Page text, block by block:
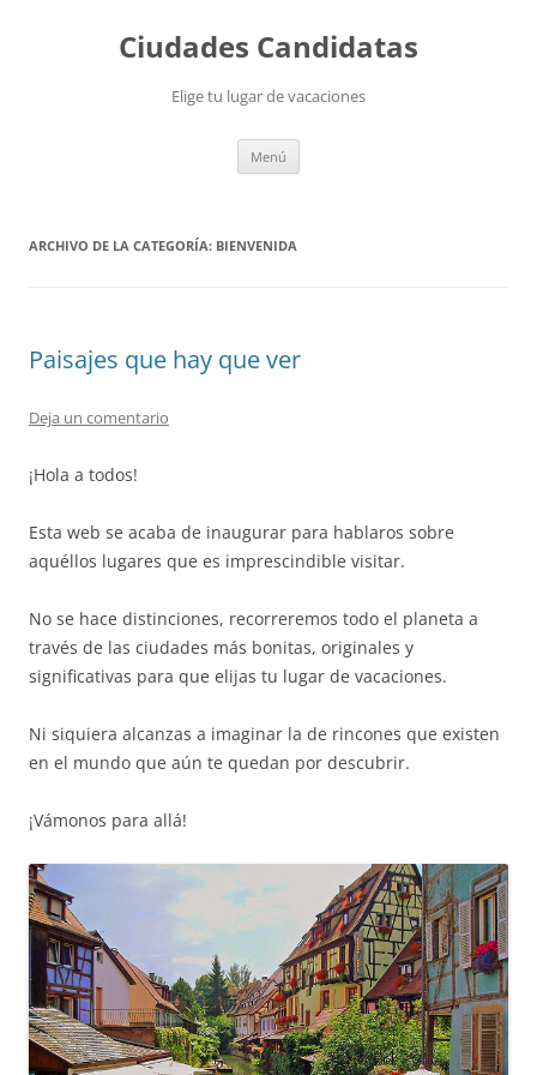
Ciudades Candidatas
Elige tu lugar de vacaciones
Menú
ARCHIVO DE LA CATEGORÍA: BIENVENIDA
Paisajes que hay que ver
Deja un comentario
¡Hola a todos!
Esta web se acaba de inaugurar para hablaros sobre
aquéllos lugares que es imprescindible visitar.
No se hace distinciones, recorreremos todo el planeta a
través de las ciudades más bonitas, originales y
significativas para que elijas tu lugar de vacaciones.
Ni siquiera alcanzas a imaginar la de rincones que existen
en el mundo que aún te quedan por descubrir.
¡Vámonos para allá!